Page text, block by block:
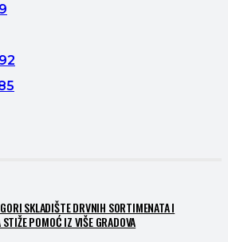
SKLADIŠTE DRVNIH SORTIMENATA I
POMOĆ IZ VIŠE GRADOVA